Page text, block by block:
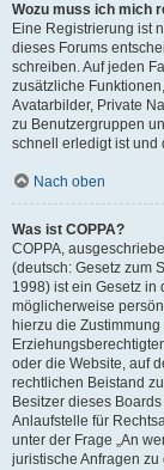
Wozu muss ich mich
Eine Registrierung ist
dieses Forums
schreiben. Auf jeden
zusätzliche
Avatarbilder, Private
zu Benutzergruppen
schnell erledigt ist und
Nach oben
Was ist COPPA?
COPPA,
(deutsch: Gesetz zum
1998) ist ein Gesetz in
möglicherweise
hierzu die
oder die Website, auf
rechtlichen Beistand
Besitzer dieses
Anlaufstelle für
unter der Frage „An
juristische Anfragen